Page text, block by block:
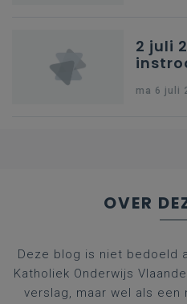
2 juli
ma 6 juli
OVER
Deze blog is niet bedoeld
Katholiek Onderwijs
verslag, maar wel als een